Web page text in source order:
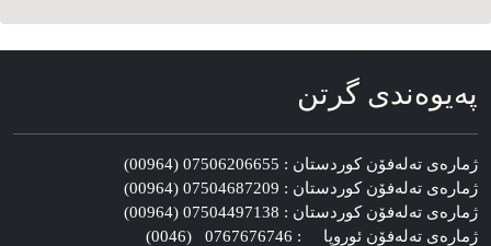
په‌یوه‌ندی گرتن
ژماره‌ی ته‌له‌فۆن کوردستان : 07506206655 (00964)
ژماره‌ی ته‌له‌فۆن کوردستان : 07504687209 (00964)
ژماره‌ی ته‌له‌فۆن کوردستان : 07504497138 (00964)
ژماره‌ی ته‌له‌فۆن ئوروپا : 0767676746 (0046)